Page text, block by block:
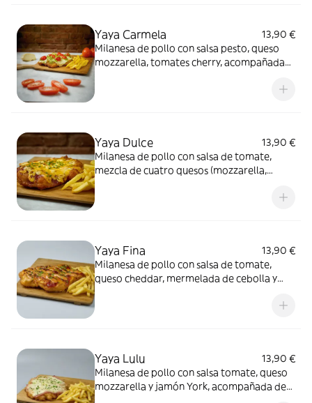
Yaya Carmela
13,90 €
Milanesa de pollo con salsa pesto, queso
mozzarella, tomates cherry, acompañada
Yaya Dulce
13,90 €
Milanesa de pollo con salsa de tomate,
mezcla de cuatro quesos (mozzarella,
Yaya Fina
13,90 €
Milanesa de pollo con salsa de tomate,
queso cheddar, mermelada de cebolla y
Yaya Lulu
13,90 €
Milanesa de pollo con salsa tomate, queso
mozzarella y jamón York, acompañada de